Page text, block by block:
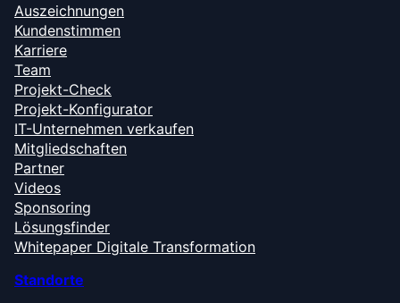
Auszeichnungen
Kundenstimmen
Karriere
Team
Projekt-Check
Projekt-Konfigurator
IT-Unternehmen verkaufen
Mitgliedschaften
Partner
Videos
Sponsoring
Lösungsfinder
Whitepaper Digitale Transformation
Standorte